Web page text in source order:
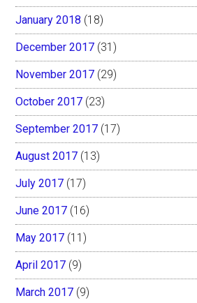
January 2018 (18)
December 2017 (31)
November 2017 (29)
October 2017 (23)
September 2017 (17)
August 2017 (13)
July 2017 (17)
June 2017 (16)
May 2017 (11)
April 2017 (9)
March 2017 (9)